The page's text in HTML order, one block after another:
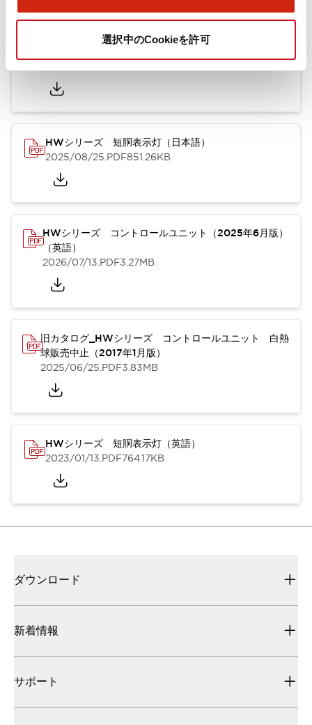
選択中のCookieを許可
HWシリーズ コントロールユニット（2025年6月版）
HWシリーズ 短胴表示灯（日本語）
2025/08/25.PDF851.26KB
HWシリーズ コントロールユニット（2025年6月版）
（英語）
2026/07/13.PDF3.27MB
旧カタログ_HWシリーズ コントロールユニット 白熱
球販売中止（2017年1月版）
2025/06/25.PDF3.83MB
HWシリーズ 短胴表示灯（英語）
2023/01/13.PDF764.17KB
ダウンロード
新着情報
サポート